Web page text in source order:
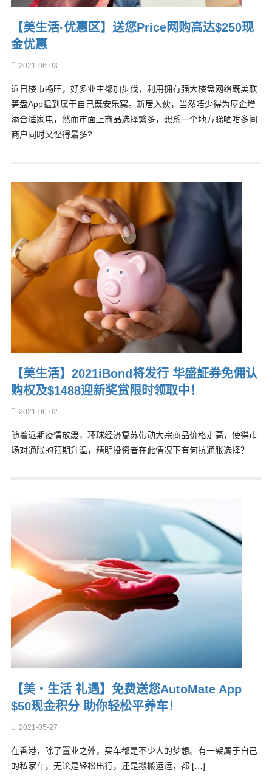
【美生活·优惠区】送您Price网购高达$250现
金优惠
2021-06-03
近日楼市畅旺，好多业主都加步伐，利用拥有强大楼盘网络既美联
笋盘App揾到属于自己既安乐窝。新居入伙，当然唔少得为屋企增
添合适家电，然而市面上商品选择繁多，想系一个地方睇哂咁多间
商户同时又悭得最多?
【美生活】2021iBond将发行 华盛証券免佣认
购权及$1488迎新奖赏限时领取中！
2021-06-02
随着近期疫情放缓，环球经济复苏带动大宗商品价格走高，使得市
场对通胀的预期升温，精明投资者在此情况下有何抗通胀选择？
【美‧生活 礼遇】免费送您AutoMate App
$50现金积分 助你轻松平养车！
2021-05-27
在香港，除了置业之外，买车都是不少人的梦想。有一架属于自己
的私家车，无论是轻松出行，还是搬搬运运，都 […]